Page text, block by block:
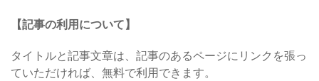
【記事の利用について】
タイトルと記事文章は、記事のあるページにリンクを張っ
ていただければ、無料で利用できます。